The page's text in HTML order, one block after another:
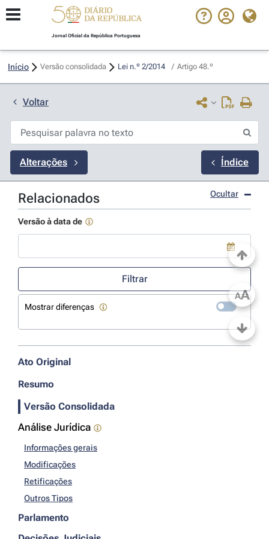
Jornal Oficial da República Portuguesa
Início Versão consolidada Lei n.º 2/2014 / Artigo 48.º
Voltar
Alterações Índice
Relacionados Ocultar
Versão à data de
Use a tecla de seta para baixo para abrir o calendário; Use as
Filtrar
Mostrar diferenças
Ato Original
Resumo
Versão Consolidada
Análise Jurídica
Informações gerais
Modificações
Retificações
Outros Tipos
Parlamento
AA